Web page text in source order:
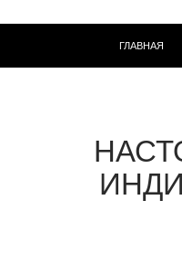
ГЛАВНАЯ